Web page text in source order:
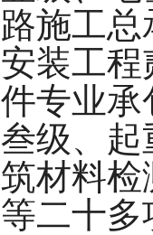
路施工
安装工
件专业承
叁级、
筑材料检
等二十多